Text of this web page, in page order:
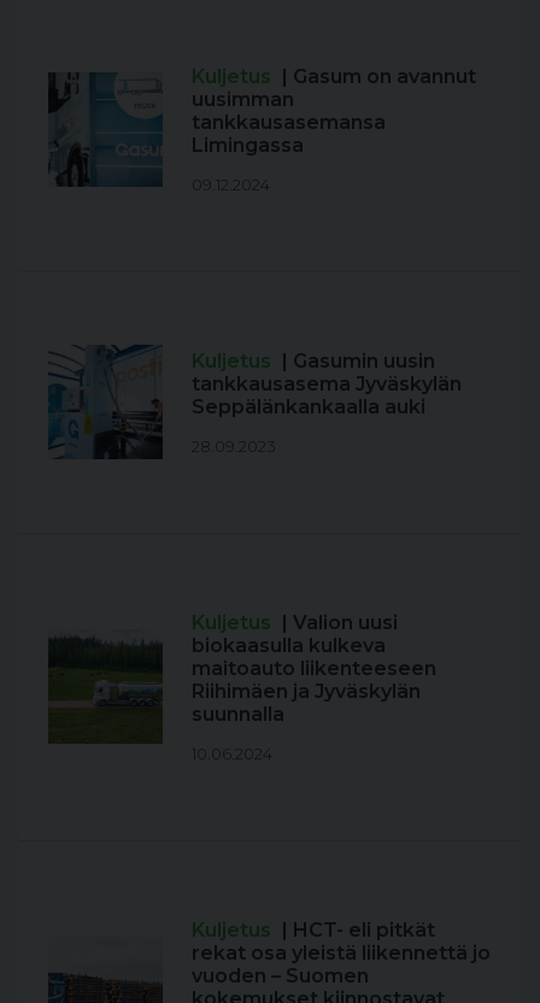
Kuljetus | Gasum on avannut
uusimman
tankkausasemansa
Limingassa
09.12.2024
Kuljetus | Gasumin uusin
tankkausasema Jyväskylän
Seppälänkankaalla auki
28.09.2023
Kuljetus | Valion uusi
biokaasulla kulkeva
maitoauto liikenteeseen
Riihimäen ja Jyväskylän
suunnalla
10.06.2024
Kuljetus | HCT- eli pitkät
rekat osa yleistä liikennettä jo
vuoden – Suomen
kokemukset kiinnostavat